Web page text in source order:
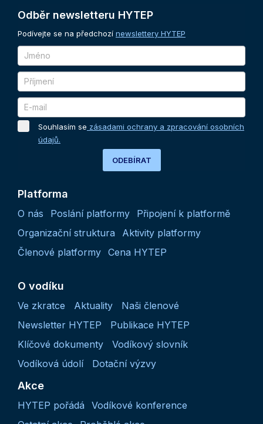
Odběr newsletteru HYTEP
Podívejte se na předchozí newslettery HYTEP
Souhlasím se zásadami ochrany a zpracování osobních
údajů.
ODEBÍRAT
Platforma
O nás Poslání platformy
Připojení k platformě
Organizační struktura
Aktivity platformy
Členové platformy Cena HYTEP
O vodíku
Ve zkratce Aktuality
Naši členové
Newsletter HYTEP
Publikace HYTEP
Klíčové dokumenty
Vodíkový slovník
Vodíková údolí
Dotační výzvy
Akce
HYTEP pořádá
Vodíkové konference